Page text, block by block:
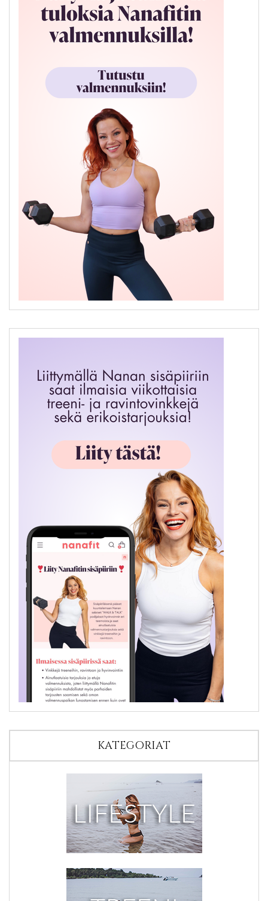
KATEGORIAT